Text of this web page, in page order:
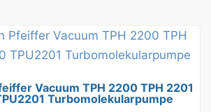
Vacuum TPH 2200 TPH 2201
Turbomolekularpumpe